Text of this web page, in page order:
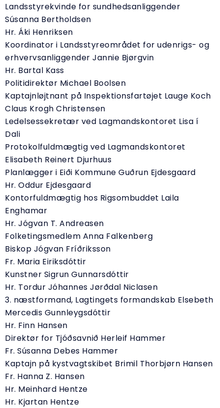
Landsstyrekvinde for sundhedsanliggender
Súsanna Bertholdsen
Hr. Áki Henriksen
Koordinator i Landsstyreområdet for udenrigs- og
erhvervsanliggender Jannie Bjørgvin
Hr. Bartal Kass
Politidirektør Michael Boolsen
Kaptajnløjtnant på Inspektionsfartøjet Lauge Koch
Claus Krogh Christensen
Ledelsessekretær ved Lagmandskontoret Lisa í
Dali
Protokolfuldmægtig ved Lagmandskontoret
Elisabeth Reinert Djurhuus
Planlægger i Eiði Kommune Guðrun Ejdesgaard
Hr. Oddur Ejdesgaard
Kontorfuldmægtig hos Rigsombuddet Laila
Enghamar
Hr. Jógvan T. Andreasen
Folketingsmedlem Anna Falkenberg
Biskop Jógvan Fríðriksson
Fr. Maria Eiriksdóttir
Kunstner Sigrun Gunnarsdóttir
Hr. Tordur Jóhannes Jørðdal Niclasen
3. næstformand, Lagtingets formandskab Elsebeth
Mercedis Gunnleygsdóttir
Hr. Finn Hansen
Direktør for Tjóðsavnið Herleif Hammer
Fr. Súsanna Debes Hammer
Kaptajn på kystvagtskibet Brimil Thorbjørn Hansen
Fr. Hanna Z. Hansen
Hr. Meinhard Hentze
Hr. Kjartan Hentze